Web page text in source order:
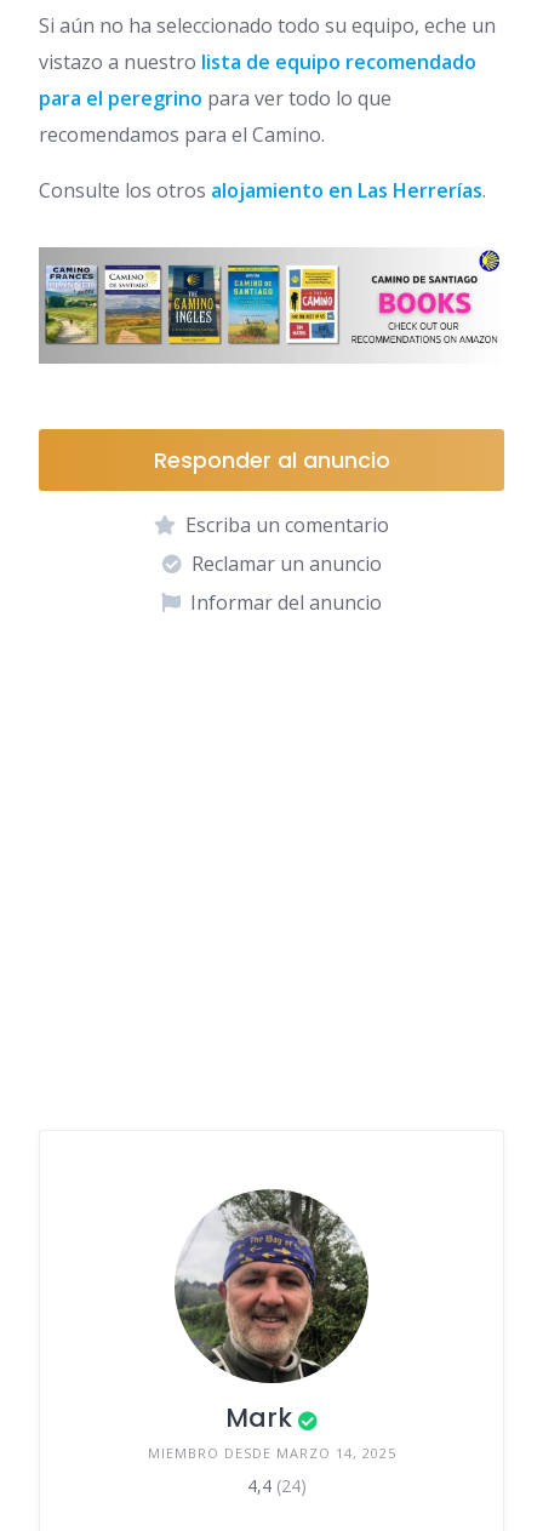
Si aún no ha seleccionado todo su equipo, eche un
vistazo a nuestro lista de equipo recomendado
para el peregrino para ver todo lo que
recomendamos para el Camino.
Consulte los otros alojamiento en Las Herrerías.
Responder al anuncio
Escriba un comentario
Reclamar un anuncio
Informar del anuncio
Mark
MIEMBRO DESDE MARZO 14, 2025
4,4 (24)